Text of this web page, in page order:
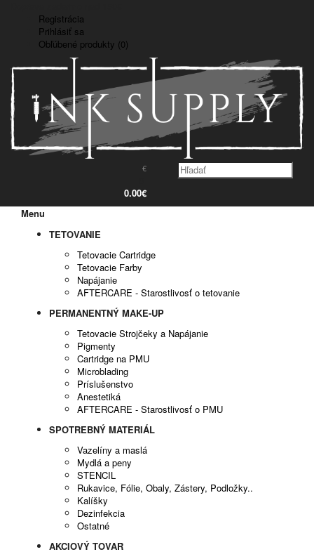
Registrácia
Prihlásiť sa
Obľúbené produkty (0)
€
0.00€
Menu
TETOVANIE
Tetovacie Cartridge
Tetovacie Farby
Napájanie
AFTERCARE - Starostlivosť o tetovanie
PERMANENTNÝ MAKE-UP
Tetovacie Strojčeky a Napájanie
Pigmenty
Cartridge na PMU
Microblading
Príslušenstvo
Anestetiká
AFTERCARE - Starostlivosť o PMU
SPOTREBNÝ MATERIÁL
Vazelíny a maslá
Mydlá a peny
STENCIL
Rukavice, Fólie, Obaly, Zástery, Podložky..
Kalíšky
Dezinfekcia
Ostatné
AKCIOVÝ TOVAR